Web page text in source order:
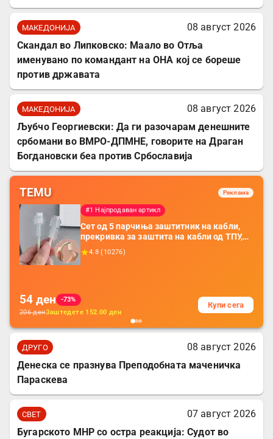
МАКЕДОНИЈА
08 август 2026
Скандал во Липковско: Маало во Отља
именувано по командант на ОНА кој се бореше
против државата
МАКЕДОНИЈА
08 август 2026
Љубчо Георгиевски: Да ги разочарам денешните
србомани во ВМРО-ДПМНЕ, говорите на Драган
Богдановски беа против Србославија
TEMU Реклама
#1 Најпродаван артикл
Сет од 5 парчиња заштитник на кабли,
прекривка за заштита на кабли од ТПУ,
додатоци за заштита на кабли, без
батерија, за мобилни телефони, комплет
4.8 ( 10276)
54 ден
-73%
206денЗаштедете 152.00 ден
Купи сега
ДРУГО
08 август 2026
Денеска се празнува Преподобната маченичка
Параскева
СВЕТ
07 август 2026
Бугарското МНР со остра реакција: Судот во